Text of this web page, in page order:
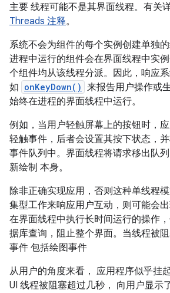
主要 线程可能不是其界面线程。有关
Threads 注释。
系统不会为组件的每个实例创建单独的
进程中运行的组件会在界面线程中实
个组件均从该线程分派。因此，响应
如 onKeyDown() 来报告用户操作或
始终在进程的界面线程中运行。
例如，当用户轻触屏幕上的按钮时，
轻触事件，后者会设置其按下状态，
事件队列中。界面线程将请求移出队
新绘制 本身。
除非正确实现应用，否则这种单线程
集型工作来响应用户互动，则可能会出
在界面线程中执行长时间运行的操作
据库查询，阻止整个界面。当线程被
事件 包括绘图事件
从用户的角度来看， 应用程序似乎挂
UI 线程被阻塞超过几秒， 向用户显示